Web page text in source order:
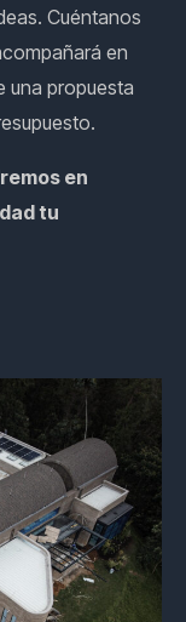
Cuéntanos
en
una propuesta
en
tu